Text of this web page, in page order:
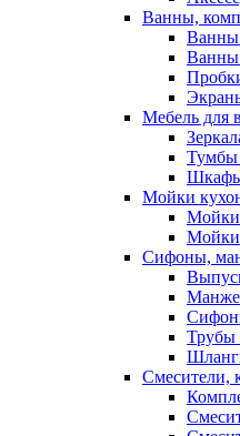
Ванны,
Ванны
Ванны
Мебель для
Тумбы
Шкафы
Мойки
Мойки
Мойки
Сифоны,
Трубы
Смесители,